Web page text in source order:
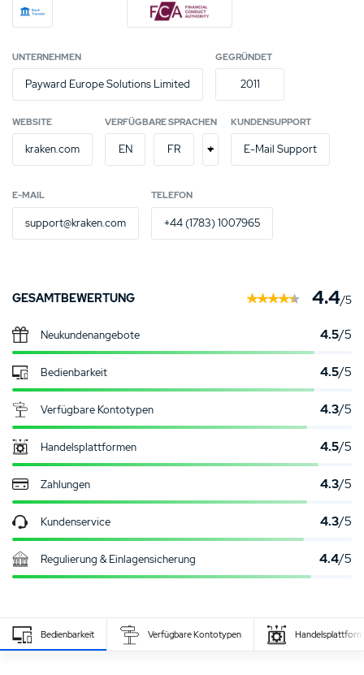
Umfangreiches Portfolio mit über 90 Coins und
Transparente Handelskonditionen
Forex-Paare, Marginhandel und Krypto-Futures
Support und Webseite auf Englisch
UNTERNEHMEN
Payward Europe Solutions Limited
GEGRÜNDET
2011
WEBSITE
kraken.com
VERFÜGBARE SPRACHEN
EN FR +
KUNDENSUPPORT
E-Mail Support
E-MAIL
support@kraken.com
TELEFON
+44 (1783) 1007965
GESAMTBEWERTUNG 4.4/5
Neukunden­angebote 4.5/5
Bedienbarkeit 4.5/5
Verfügbare Kontotypen 4.3/5
Handelsplattformen 4.5/5
Zahlungen 4.3/5
Kundenservice 4.3/5
Regulierung & Einlagensicherung 4.4/5
sehr hoch
Bedienbarkeit Verfügbare Kontotypen